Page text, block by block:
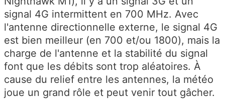
signal 4G intermittent en 700 MHz. Avec
l'antenne directionnelle externe, le signal 4G
est bien meilleur (en 700 et/ou 1800), mais la
charge de l'antenne et la stabilité du signal
font que les débits sont trop aléatoires. À
cause du relief entre les antennes, la météo
joue un grand rôle et peut venir tout gâcher.